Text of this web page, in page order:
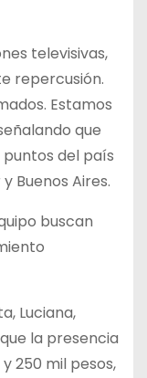
televisivas,
repercusión.
Estamos
que
del país
Buenos Aires.
buscan
Luciana,
la presencia
250 mil pesos,